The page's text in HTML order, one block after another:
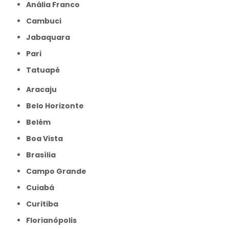
Anália Franco
Cambuci
Jabaquara
Pari
Tatuapé
Aracaju
Belo Horizonte
Belém
Boa Vista
Brasília
Campo Grande
Cuiabá
Curitiba
Florianópolis